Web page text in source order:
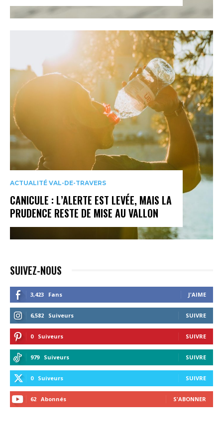
ACTUALITÉ VAL-DE-TRAVERS
CANICULE : L’ALERTE EST LEVÉE, MAIS LA
PRUDENCE RESTE DE MISE AU VALLON
SUIVEZ-NOUS
3,423 Fans J'AIME
6,582 Suiveurs SUIVRE
0 Suiveurs SUIVRE
979 Suiveurs SUIVRE
0 Suiveurs SUIVRE
62 Abonnés S'ABONNER